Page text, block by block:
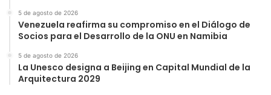
5 de agosto de 2026
Venezuela reafirma su compromiso en el Diálogo de
Socios para el Desarrollo de la ONU en Namibia
5 de agosto de 2026
La Unesco designa a Beijing en Capital Mundial de la
Arquitectura 2029